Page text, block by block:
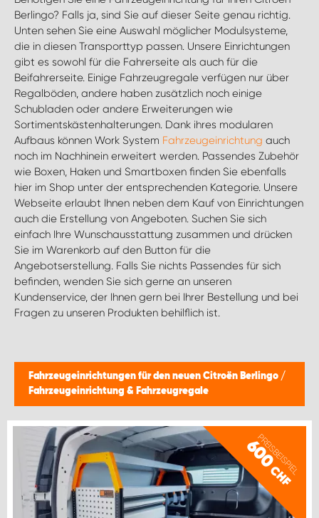
Berlingo? Falls ja, sind Sie auf dieser Seite genau richtig.
Unten sehen Sie eine Auswahl möglicher Modulsysteme,
die in diesen Transporttyp passen. Unsere Einrichtungen
gibt es sowohl für die Fahrerseite als auch für die
Beifahrerseite. Einige Fahrzeugregale verfügen nur über
Regalböden, andere haben zusätzlich noch einige
Schubladen oder andere Erweiterungen wie
Sortimentskästenhalterungen. Dank ihres modularen
Aufbaus können Work System Fahrzeugeinrichtung auch
noch im Nachhinein erweitert werden. Passendes Zubehör
wie Boxen, Haken und Smartboxen finden Sie ebenfalls
hier im Shop unter der entsprechenden Kategorie. Unsere
Webseite erlaubt Ihnen neben dem Kauf von Einrichtungen
auch die Erstellung von Angeboten. Suchen Sie sich
einfach Ihre Wunschausstattung zusammen und drücken
Sie im Warenkorb auf den Button für die
Angebotserstellung. Falls Sie nichts Passendes für sich
befinden, wenden Sie sich gerne an unseren
Kundenservice, der Ihnen gern bei Ihrer Bestellung und bei
Fragen zu unseren Produkten behilflich ist.
Fahrzeugeinrichtungen für den neuen Citroën Berlingo /
Fahrzeugeinrichtung & Fahrzeugregale
PREISBEISPIEL
600
CHF